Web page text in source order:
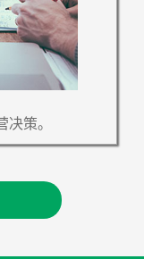
策。